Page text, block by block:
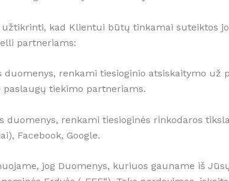
užtikrinti, kad Klientui būtų tinkamai suteiktos
partneriams:
duomenys, renkami tiesioginio atsiskaitymo
paslaugų tiekimo partneriams.
duomenys, renkami tiesioginės rinkodaros
Facebook, Google.
jog Duomenys, kuriuos gauname iš